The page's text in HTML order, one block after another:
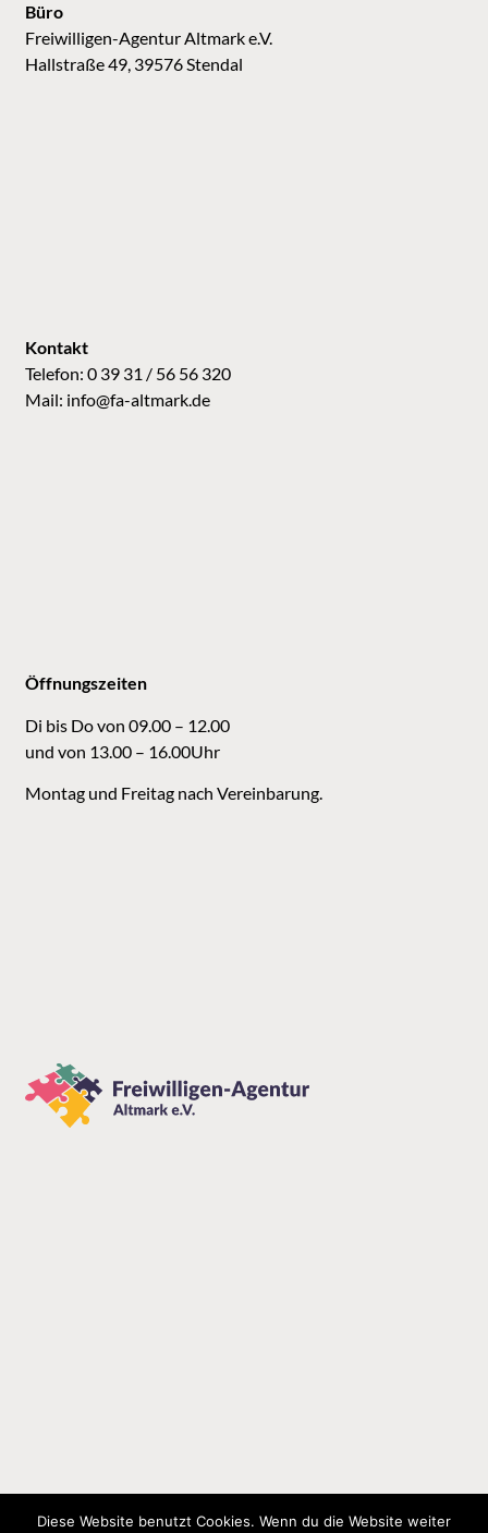
Öffnungszeiten
Di bis Do von 09.00 – 12.00
und von 13.00 – 16.00Uhr
Montag und Freitag nach Vereinbarung.
Kontakt
Telefon: 0 39 31 / 56 56 320
Mail: info@fa-altmark.de
Büro
Freiwilligen-Agentur Altmark e.V.
Hallstraße 49, 39576 Stendal
Diese Website benutzt Cookies. Wenn du die Website weiter